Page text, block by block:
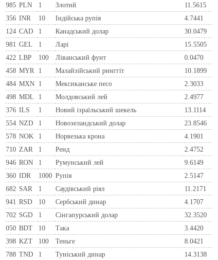
985 PLN 1 Злотий
11.5615
356 INR 10 Індійська рупія
4.7441
124 CAD 1 Канадський долар
30.0479
981 GEL 1 Ларi
15.5505
422 LBP 100 Ліванський фунт
0.0470
458 MYR 1 Малайзійський ринггіт
10.1899
484 MXN 1 Мексиканське песо
2.3033
498 MDL 1 Молдовський лей
2.4977
376 ILS 1 Новий ізраїльський шекель
13.1114
554 NZD 1 Новозеландський долар
23.8546
578 NOK 1 Норвезька крона
4.1901
710 ZAR 1 Ренд
2.4752
946 RON 1 Румунський лей
9.6149
360 IDR 1000 Рупія
2.5147
682 SAR 1 Саудівський ріял
11.2171
941 RSD 10 Сербський динар
4.1707
702 SGD 1 Сінгапурський долар
32.3520
050 BDT 10 Така
3.4420
398 KZT 100 Теньге
8.0421
788 TND 1 Туніський динар 14.3138